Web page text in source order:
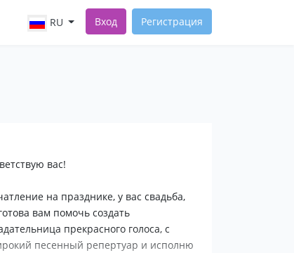
RU Вход Регистрация
вас!
на празднике, у вас свадьба,
вам помочь создать
прекрасного голоса, с
песенный репертуар и исполню